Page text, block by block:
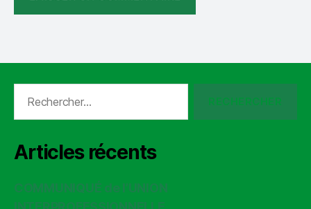
Articles récents
COMMUNIQUÉ de l’UNION